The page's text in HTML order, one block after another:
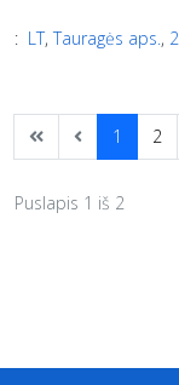
: LT, Tauragės aps.,
1 2
Puslapis 1 iš 2